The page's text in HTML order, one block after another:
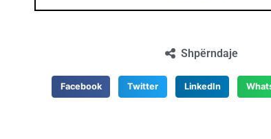
Shpërndaje
Facebook Twitter LinkedIn